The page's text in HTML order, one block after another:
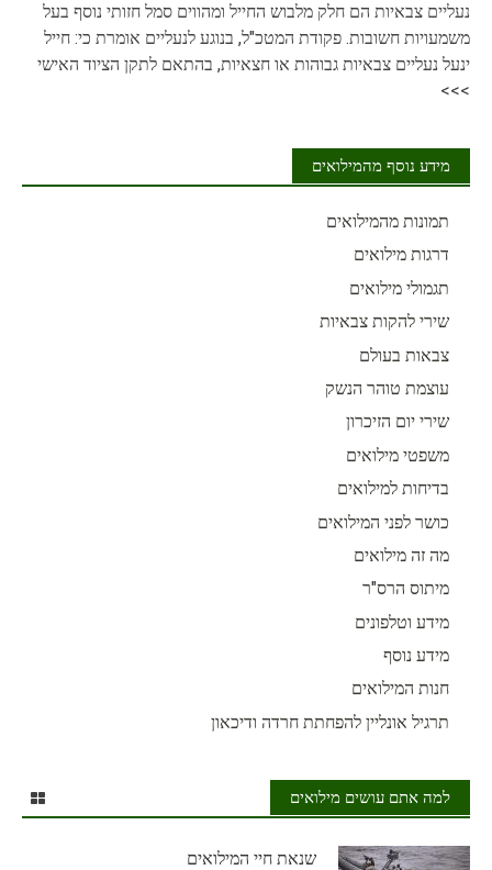
נעליים צבאיות הם חלק מלבוש החייל ומהווים סמל חזותי נוסף בעל
משמעויות חשובות. פקודת המטכ"ל, בנוגע לנעליים אומרת כי: חייל
ינעל נעליים צבאיות גבוהות או חצאיות, בהתאם לתקן הציוד האישי
>>>
מידע נוסף מהמילואים
תמונות מהמילואים
דרגות מילואים
תגמולי מילואים
שירי להקות צבאיות
צבאות בעולם
עוצמת טוהר הנשק
שירי יום הזיכרון
משפטי מילואים
בדיחות למילואים
כושר לפני המילואים
מה זה מילואים
מיתוס הרס"ר
מידע וטלפונים
מידע נוסף
חנות המילואים
תרגיל אונליין להפחתת חרדה ודיכאון
למה אתם עושים מילואים
שנאת חיי המילואים